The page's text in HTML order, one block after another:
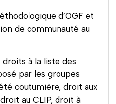
d’OGF et
de communauté au
droits à la liste des
par les groupes
coutumière, droit aux
au CLIP, droit à